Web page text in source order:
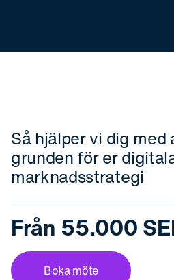
Så hjälper vi dig
grunden för er
marknadsstrategi
Från 55.000
Boka möte